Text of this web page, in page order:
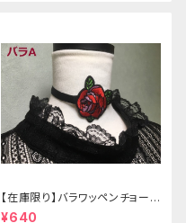
【在庫限り】バラワッペンチョーカ
ー
¥640